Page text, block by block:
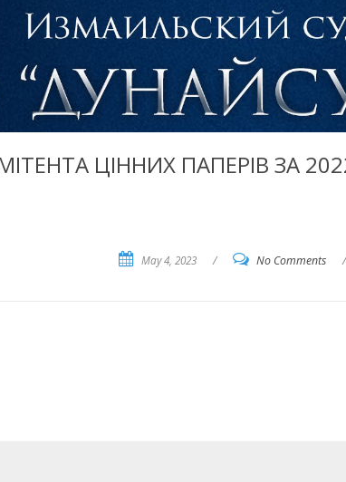
ЦІННИХ ПАПЕРІВ ЗА
May 4, 2023 / No Comments /